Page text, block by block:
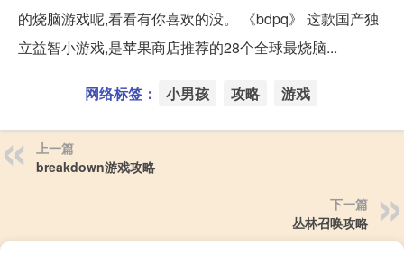
的烧脑游戏呢,看看有你喜欢的没。 《bdpq》 这款国产独
立益智小游戏,是苹果商店推荐的28个全球最烧脑...
网络标签： 小男孩 攻略 游戏
上一篇
breakdown游戏攻略
下一篇
丛林召唤攻略